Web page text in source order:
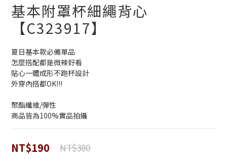
基本附罩杯細繩背心
【C323917】
夏日基本款必備單品
怎麼搭配都是微辣好看
貼心一體成形不跑杯設計
外穿內搭都OK!!!
聚酯纖維/彈性
商品皆為100%實品拍攝
NT$190 NT$380